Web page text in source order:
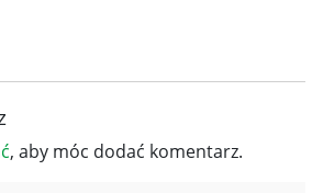
, aby móc dodać komentarz.